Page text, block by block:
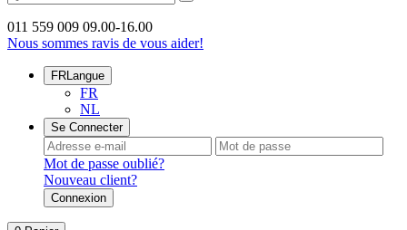
011 559 009 09.00-16.00
Nous sommes ravis de vous aider!
FRLangue
FR
NL
Se Connecter
Mot de passe oublié?
Nouveau client?
Connexion